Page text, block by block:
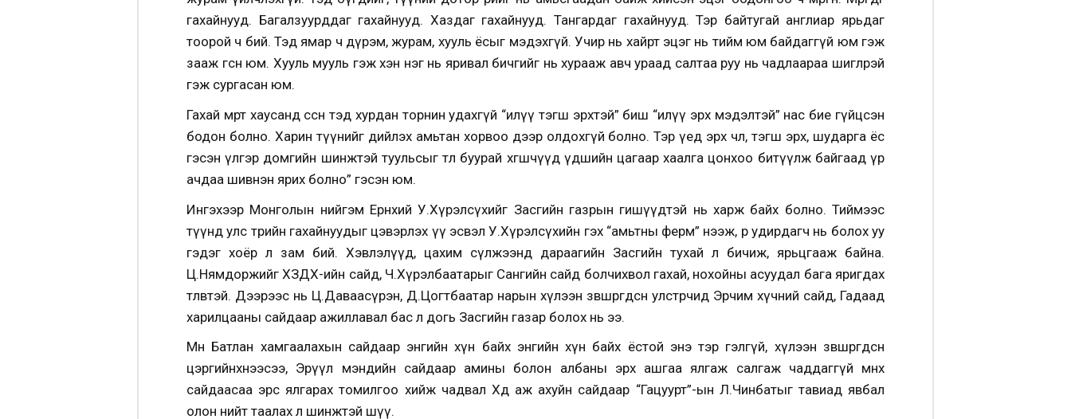
гахайнууд. Багалзуурддаг гахайнууд. Хаздаг гахайнууд. Тангардаг гахайнууд. Тэр байтугай англиар ярьдаг
тоорой ч бий. Тэд ямар ч дүрэм, журам, хууль ёсыг мэдэхгүй. Учир нь хайрт эцэг нь тийм юм байдаггүй юм гэж
зааж өгсөн юм. Хууль мууль гэж хэн нэг нь яривал бичгийг нь хурааж авч ураад салтаа руу нь чадлаараа өшиглөөрэй
гэж сургасан юм.
Гахай мөртөө хаусанд өссөн тэд хурдан торнин удахгүй “илүү тэгш эрхтэй” биш “илүү эрх мэдэлтэй” нас бие гүйцсэн
бодон болно. Харин түүнийг дийлэх амьтан хорвоо дээр олдохгүй болно. Тэр үед эрх чөлөө, тэгш эрх, шударга ёс
гэсэн үлгэр домгийн шинжтэй туульсыг өтөл буурай хөгшчүүд үдшийн цагаар хаалга цонхоо битүүлж байгаад үр
ачдаа шивнэн ярих болно” гэсэн юм.
Ингэхээр Монголын нийгэм Ерөнхий У.Хүрэлсүхийг Засгийн газрын гишүүдтэй нь харж байх болно. Тиймээс
түүндулс төрийн гахайнуудыг цэвэрлэх үү эсвэл У.Хүрэлсүхийн гэх “амьтны ферм” нээж, өөрөө удирдагч нь болох уу
гэдэг хоёр л зам бий. Хэвлэлүүд, цахим сүлжээнд дараагийн Засгийн тухай л бичиж, ярьцгааж байна.
Ц.Нямдоржийг ХЗДХ-ийн сайд, Ч.Хүрэлбаатарыг Сангийн сайд болчихвол гахай, нохойны асуудал бага яригдах
төлөвтэй. Дээрээс нь Ц.Даваасүрэн, Д.Цогтбаатар нарын хүлээн зөвшөөрөгдсөн улстөрчид Эрчим хүчний сайд, Гадаад
харилцааны сайдаар ажиллавал бас л догь Засгийн газар болох нь ээ.
Мөн Батлан хамгаалахын сайдаар энгийн хүн байх энгийн хүн байх ёстой энэ тэр гэлгүй, хүлээн зөвшөөрөгдсөн
цэргийнхнээсээ, Эрүүл мэндийн сайдаар амины болон албаны эрх ашгаа ялгаж салгаж чаддаггүй өмнөх
сайдаасаа эрс ялгарах томилгоо хийж чадвал Хөдөө аж ахуйн сайдаар “Гацуурт”-ын Л.Чинбатыг тавиад явбал
олон нийт таалах л шинжтэй шүү.